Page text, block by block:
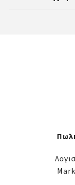
και νέες